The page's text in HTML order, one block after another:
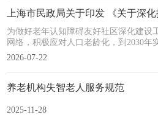
为做好老年认知障碍友好社区深化建设
网络，积极应对人口老龄化，到2030年
预机制全面有效建立，认知障碍老年人
等15个部门《关于印发(应对老年期痴呆
年)〉的通知》等文件，结合本市实际，
2026-07-22
养老机构失智老人服务规范
2025-11-28